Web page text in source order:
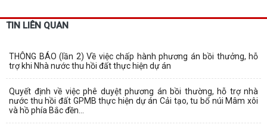
TIN LIÊN QUAN
THÔNG BÁO (lần 2) Về việc chấp hành phương án bồi thưởng, hỗ
trợ khi Nhà nước thu hồi đất thực hiện dự án
Quyết định về việc phê duyệt phương án bồi thường, hỗ trợ nhà
nước thu hồi đất GPMB thực hiện dự án Cải tạo, tu bổ núi Mâm xôi
và hồ phía Bắc đền...